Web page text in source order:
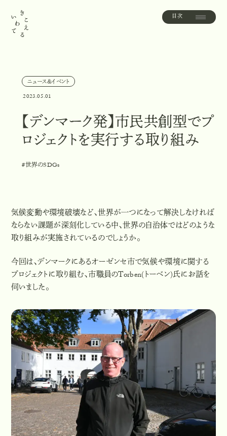
目次
目次
ニュース＆イベント
ニュース＆イ ベント
2023.05.01
【デンマーク発】市民共創型でプ
ロジェクトを実行する取り組み
#世界のSDGs
#世界のSDGs
気候変動や環境破壊など、世界が一つになって解決しなければ
ならない課題が深刻化している中、世界の自治体ではどのような
取り組みが実施されているのでしょうか。
今回は、デンマークにあるオーゼンセ市で気候や環境に関する
プロジェクトに取り組む、市職員のTorben(トーベン)氏にお話を
伺いました。